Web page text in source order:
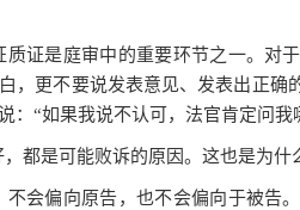
是庭审中的重要环节之一。对
，更不要说发表意见、发表出正
：“如果我说不认可，法官肯定问
是可能败诉的原因。这也是为什
偏向原告，也不会偏向于被告